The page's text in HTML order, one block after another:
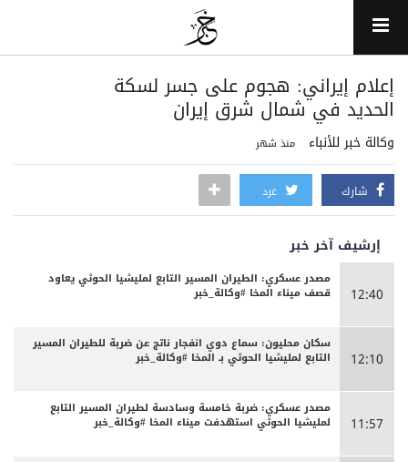
إعلام إيراني: هجوم على جسر لسكة
الحديد في شمال شرق إيران
وكالة خبر للأنباء منذ شهر
شارك غرد
إرشيف آخر خبر
12:40
مصدر عسكري: الطيران المسير التابع لمليشيا الحوثي يعاود
قصف ميناء المخا #وكالة_خبر
12:10
سكان محليون: سماع دوي انفجار ناتج عن ضربة للطيران المسير
التابع لمليشيا الحوثي بـ المخا #وكالة_خبر
11:57
مصدر عسكري: ضربة خامسة وسادسة لطيران المسير التابع
لمليشيا الحوثي استهدفت ميناء المخا #وكالة_خبر